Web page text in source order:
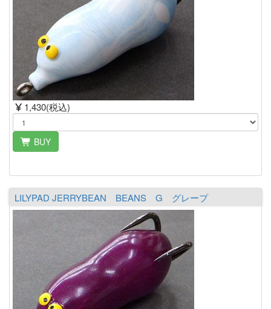
1,430(税込)
BUY
LILYPAD JERRYBEAN BEANS G グレープ